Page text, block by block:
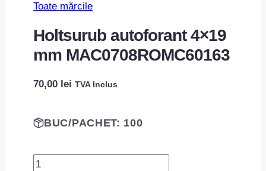
Toate mărcile
Holtsurub autoforant 4×19
mm MAC0708ROMC60163
70,00 lei TVA Inclus
BUC/PACHET: 100
Cantitate